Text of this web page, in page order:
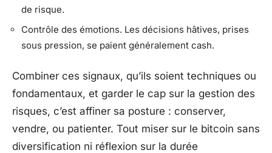
de risque.
Contrôle des émotions. Les décisions hâtives, prises
sous pression, se paient généralement cash.
Combiner ces signaux, qu’ils soient techniques ou
fondamentaux, et garder le cap sur la gestion des
risques, c’est affiner sa posture : conserver,
vendre, ou patienter. Tout miser sur le bitcoin sans
diversification ni réflexion sur la durée